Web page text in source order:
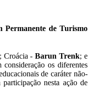
Permanente de Turismo
Croácia -Barun Trenk; e
os diferentes
de caráter não-
nesta ação de